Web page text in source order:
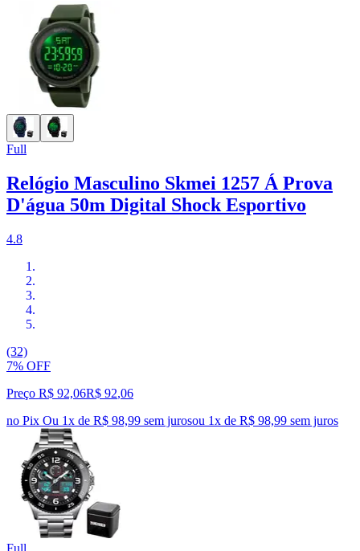
Full
Relógio Masculino Skmei 1257 Á Prova
D'água 50m Digital Shock Esportivo
4.8
(32)
7% OFF
Preço R$ 92,06R$ 92,06
no Pix Ou 1x de R$ 98,99 sem jurosou 1x de R$ 98,99 sem juros
Full